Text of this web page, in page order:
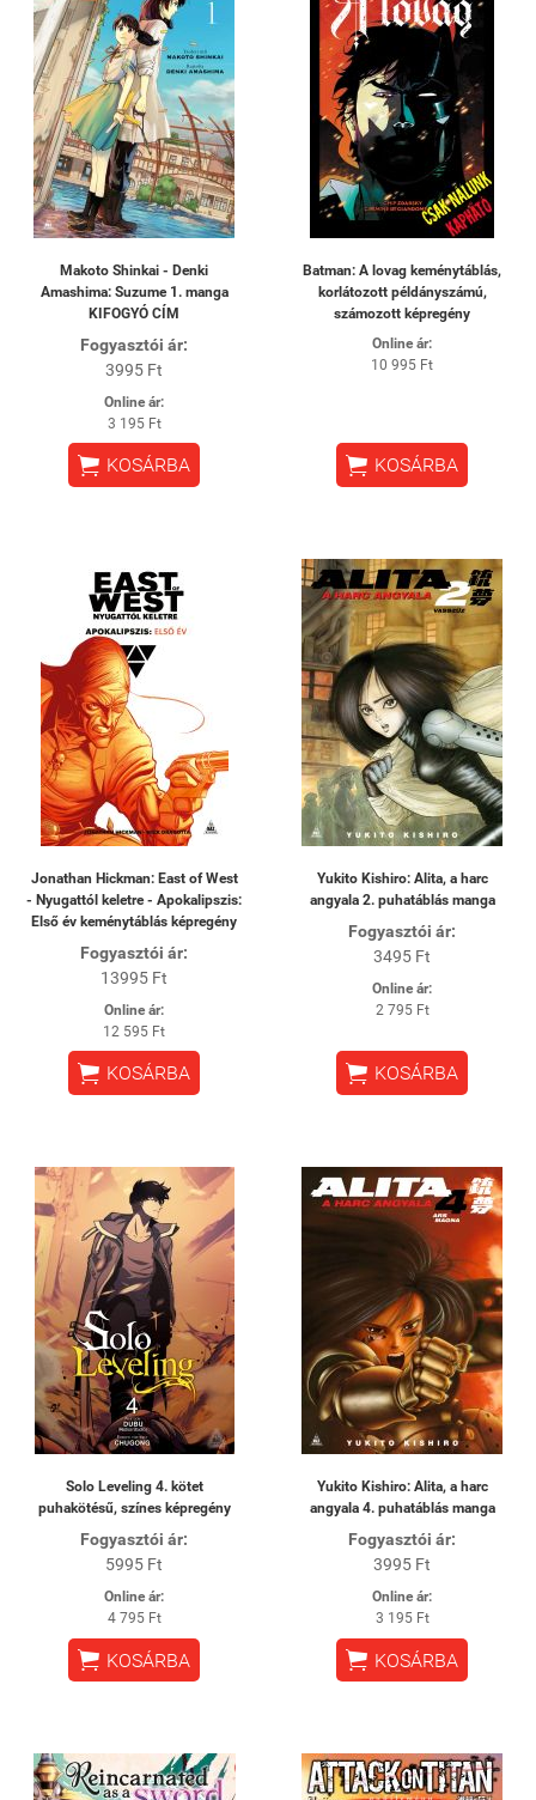
Makoto Shinkai - Denki
Amashima: Suzume 1. manga
KIFOGYÓ CÍM
Fogyasztói ár:
3995 Ft
Online ár:
3 195 Ft
 KOSÁRBA
Batman: A lovag keménytáblás,
korlátozott példányszámú,
számozott képregény
Online ár:
10 995 Ft
 KOSÁRBA
Jonathan Hickman: East of West
- Nyugattól keletre - Apokalipszis:
Első év keménytáblás képregény
Fogyasztói ár:
13995 Ft
Online ár:
12 595 Ft
 KOSÁRBA
Yukito Kishiro: Alita, a harc
angyala 2. puhatáblás manga
Fogyasztói ár:
3495 Ft
Online ár:
2 795 Ft
 KOSÁRBA
Solo Leveling 4. kötet
puhakötésű, színes képregény
Fogyasztói ár:
5995 Ft
Online ár:
4 795 Ft
 KOSÁRBA
Yukito Kishiro: Alita, a harc
angyala 4. puhatáblás manga
Fogyasztói ár:
3995 Ft
Online ár:
3 195 Ft
 KOSÁRBA